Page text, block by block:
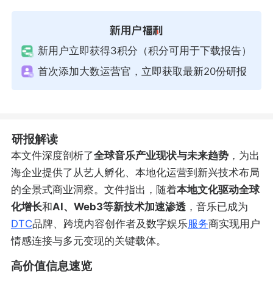
新用户立即获得3积分（积分可用于下载报告）
首次添加大数运营官，立即获取最新20份研报
研报解读
本文件深度剖析了全球音乐产业现状与未来趋势，为出
海企业提供了从艺人孵化、本地化运营到新兴技术布局
的全景式商业洞察。文件指出，随着本地文化驱动全球
化增长和AI、Web3等新技术加速渗透，音乐已成为
DTC品牌、跨境内容创作者及数字娱乐服务商实现用户
情感连接与多元变现的关键载体。
高价值信息速览